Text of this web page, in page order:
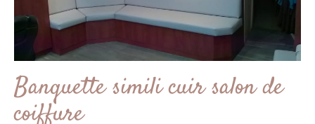
Banquette simili cuir salon de
coiffure